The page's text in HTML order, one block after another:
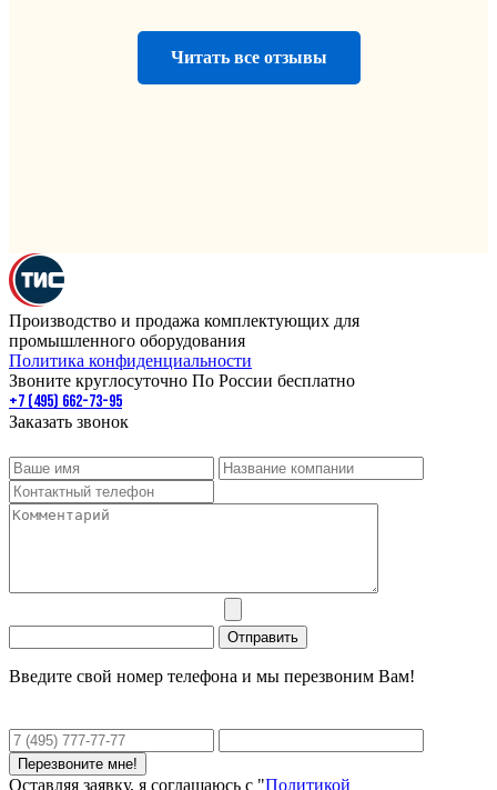
Читать все отзывы
Производство и продажа комплектующих для
промышленного оборудования
Политика конфиденциальности
Звоните круглосуточно По России бесплатно
+7 (495) 662-73-95
Заказать звонок
Введите свой номер телефона и мы перезвоним Вам!
Оставляя заявку, я соглашаюсь с "Политикой